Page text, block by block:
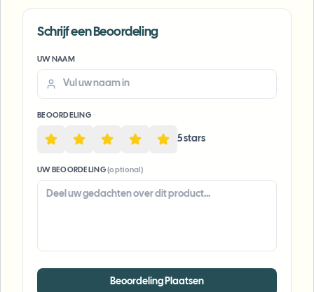
Schrijf een Beoordeling
UW NAAM
BEOORDELING
5stars
UW BEOORDELING (optional)
Beoordeling Plaatsen